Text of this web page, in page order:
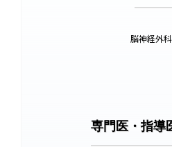
脳神経外
専門医・指導